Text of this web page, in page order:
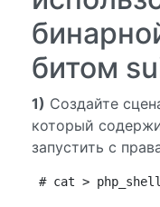
битом
1) Создайте
который
запустить с
# cat >